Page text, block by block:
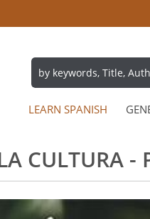
LEARN SPANISH
CULTURA -